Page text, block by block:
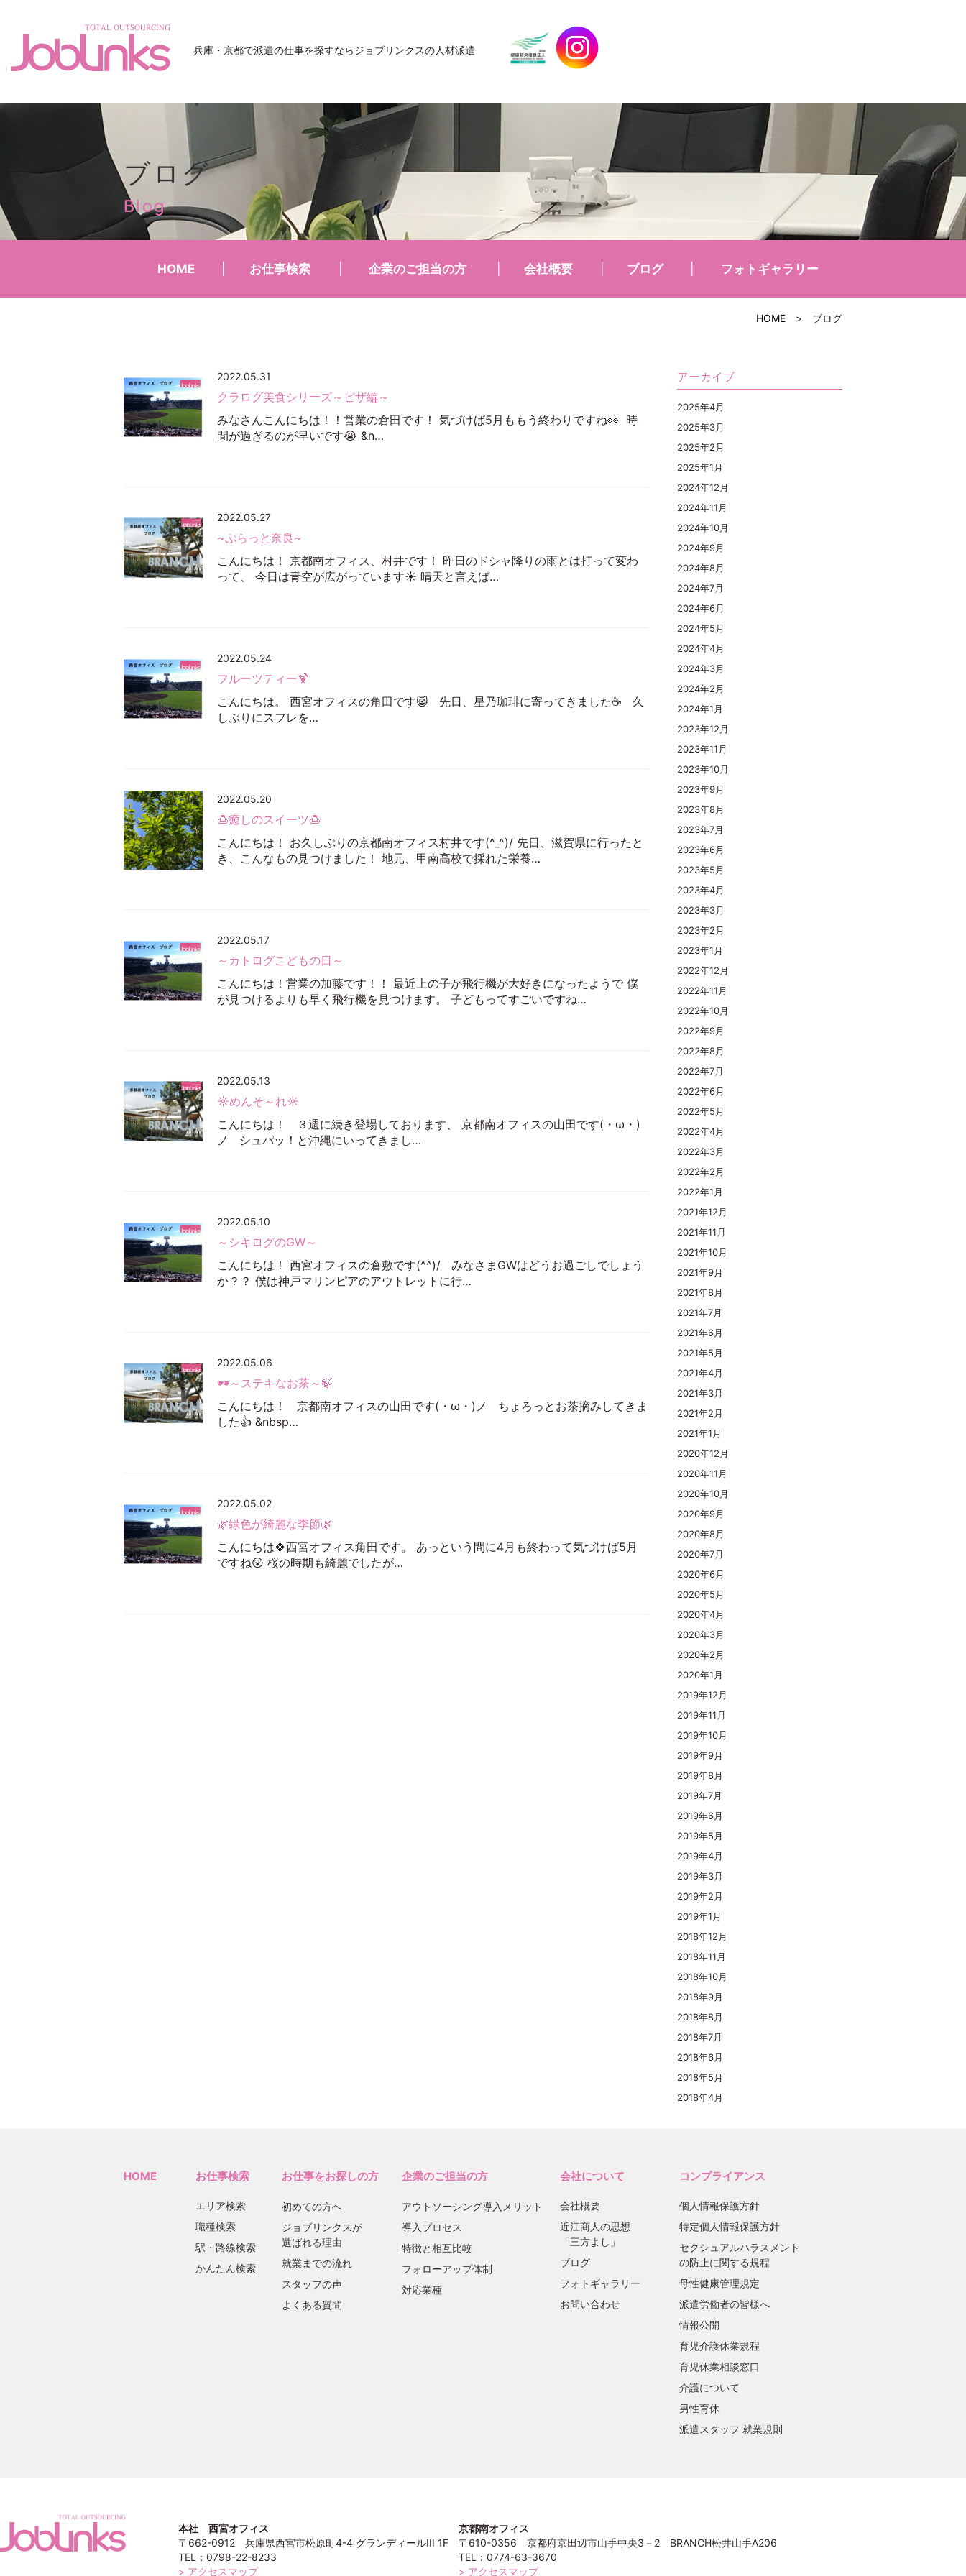
兵庫・京都で派遣の仕事を探すならジョブリンクスの人材派遣
ブログ
Blog
HOME お仕事検索 企業のご担当の方 会社概要 ブログ フォトギャラリー
HOME > ブログ
2022.05.31
クラログ美食シリーズ～ピザ編～
みなさんこんにちは！！営業の倉田です！ 気づけば5月ももう終わりですね👀 時
間が過ぎるのが早いです😭 &n…
2022.05.27
~ぷらっと奈良~
こんにちは！ 京都南オフィス、村井です！ 昨日のドシャ降りの雨とは打って変わ
って、 今日は青空が広がっています☀ 晴天と言えば…
2022.05.24
フルーツティー🍹
こんにちは。 西宮オフィスの角田です😺 先日、星乃珈琲に寄ってきました☕ 久
しぶりにスフレを…
2022.05.20
🍮癒しのスイーツ🍮
こんにちは！ お久しぶりの京都南オフィス村井です(^_^)/ 先日、滋賀県に行ったと
き、こんなもの見つけました！ 地元、甲南高校で採れた栄養…
2022.05.17
～カトログこどもの日～
こんにちは！営業の加藤です！！ 最近上の子が飛行機が大好きになったようで 僕
が見つけるよりも早く飛行機を見つけます。 子どもってすごいですね…
2022.05.13
☼めんそ～れ☼
こんにちは！ ３週に続き登場しております、 京都南オフィスの山田です(・ω・)
ノ シュパッ！と沖縄にいってきまし…
2022.05.10
～シキログのGW～
こんにちは！ 西宮オフィスの倉敷です(^^)/ みなさまGWはどうお過ごしでしょう
か？？ 僕は神戸マリンピアのアウトレットに行…
2022.05.06
🕶～ステキなお茶～🍃
こんにちは！ 京都南オフィスの山田です(・ω・)ノ ちょろっとお茶摘みしてきま
した👍 &nbsp…
2022.05.02
🌿緑色が綺麗な季節🌿
こんにちは🍀西宮オフィス角田です。 あっという間に4月も終わって気づけば5月
ですね😲 桜の時期も綺麗でしたが…
アーカイブ
2025年4月
2025年3月
2025年2月
2025年1月
2024年12月
2024年11月
2024年10月
2024年9月
2024年8月
2024年7月
2024年6月
2024年5月
2024年4月
2024年3月
2024年2月
2024年1月
2023年12月
2023年11月
2023年10月
2023年9月
2023年8月
2023年7月
2023年6月
2023年5月
2023年4月
2023年3月
2023年2月
2023年1月
2022年12月
2022年11月
2022年10月
2022年9月
2022年8月
2022年7月
2022年6月
2022年5月
2022年4月
2022年3月
2022年2月
2022年1月
2021年12月
2021年11月
2021年10月
2021年9月
2021年8月
2021年7月
2021年6月
2021年5月
2021年4月
2021年3月
2021年2月
2021年1月
2020年12月
2020年11月
2020年10月
2020年9月
2020年8月
2020年7月
2020年6月
2020年5月
2020年4月
2020年3月
2020年2月
2020年1月
2019年12月
2019年11月
2019年10月
2019年9月
2019年8月
2019年7月
2019年6月
2019年5月
2019年4月
2019年3月
2019年2月
2019年1月
2018年12月
2018年11月
2018年10月
2018年9月
2018年8月
2018年7月
2018年6月
2018年5月
2018年4月
HOME お仕事検索
エリア検索
職種検索
駅・路線検索
かんたん検索
お仕事をお探しの方
初めての方へ
ジョブリンクスが
選ばれる理由
就業までの流れ
スタッフの声
よくある質問
企業のご担当の方
アウトソーシング導入メリット
導入プロセス
特徴と相互比較
フォローアップ体制
対応業種
会社について
会社概要
近江商人の思想
「三方よし」
ブログ
フォトギャラリー
お問い合わせ
コンプライアンス
個人情報保護方針
特定個人情報保護方針
セクシュアルハラスメント
の防止に関する規程
母性健康管理規定
派遣労働者の皆様へ
情報公開
育児介護休業規程
育児休業相談窓口
介護について
男性育休
派遣スタッフ 就業規則
本社 西宮オフィス
〒662-0912 兵庫県西宮市松原町4-4 グランディールIII 1F
TEL：0798-22-8233
> アクセスマップ
京都南オフィス
〒610-0356 京都府京田辺市山手中央3－2 BRANCH松井山手A206
TEL：0774-63-3670
> アクセスマップ